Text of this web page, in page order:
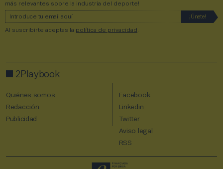
más relevantes sobre la industria del deporte!
Al suscribirte aceptas la política de privacidad
2Playbook
Quiénes somos
Redacción
Publicidad
Facebook
Linkedin
Twitter
Aviso legal
RSS